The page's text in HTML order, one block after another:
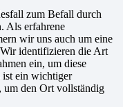
zum Befall durch
Als erfahrene
wir uns auch um eine
identifizieren die Art
ein, um diese
ist ein wichtiger
, um den Ort vollständig